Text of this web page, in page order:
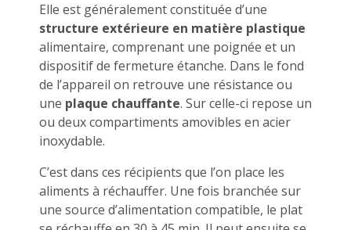
Elle est généralement constituée d’une
structure extérieure en matière plastique
alimentaire, comprenant une poignée et un
dispositif de fermeture étanche. Dans le fond
de l’appareil on retrouve une résistance ou
une plaque chauffante. Sur celle-ci repose un
ou deux compartiments amovibles en acier
inoxydable.
C’est dans ces récipients que l’on place les
aliments à réchauffer. Une fois branchée sur
une source d’alimentation compatible, le plat